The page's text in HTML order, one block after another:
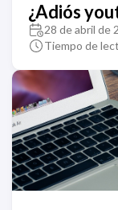
¿Adiós
28 de abril de
Tiempo de